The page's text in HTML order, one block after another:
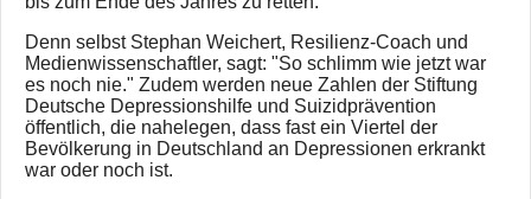
Denn selbst Stephan Weichert, Resilienz-Coach und
Medienwissenschaftler, sagt: "So schlimm wie jetzt war
es noch nie." Zudem werden neue Zahlen der Stiftung
Deutsche Depressionshilfe und Suizidprävention
öffentlich, die nahelegen, dass fast ein Viertel der
Bevölkerung in Deutschland an Depressionen erkrankt
war oder noch ist.